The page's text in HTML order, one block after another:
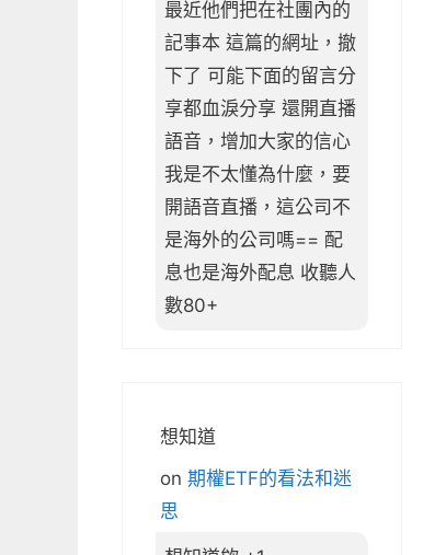
最近他們把在社團內的
記事本 這篇的網址，撤
下了 可能下面的留言分
享都血淚分享 還開直播
語音，增加大家的信心
我是不太懂為什麼，要
開語音直播，這公司不
是海外的公司嗎== 配
息也是海外配息 收聽人
數80+
想知道
on 期權ETF的看法和迷
思